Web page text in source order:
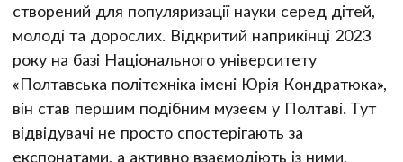
створений для популяризації науки серед дітей,
молоді та дорослих. Відкритий наприкінці 2023
року на базі Національного університету
«Полтавська політехніка імені Юрія Кондратюка»,
він став першим подібним музеєм у Полтаві. Тут
відвідувачі не просто спостерігають за
експонатами, а активно взаємодіють із ними,